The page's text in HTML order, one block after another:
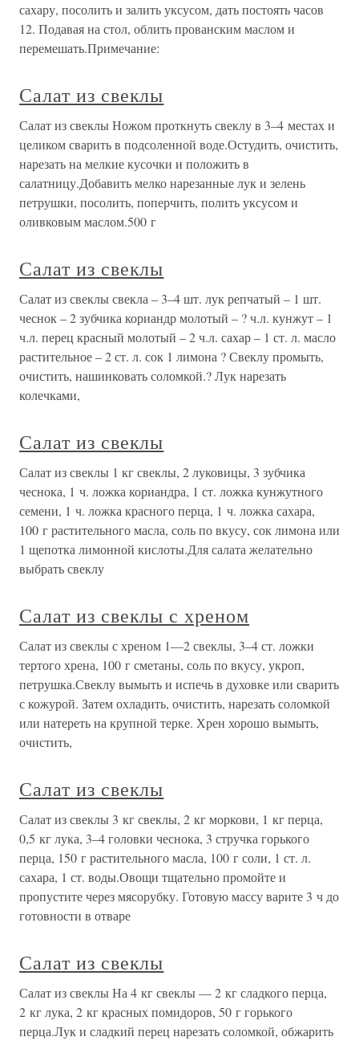
сахару, посолить и залить уксусом, дать постоять часов
12. Подавая на стол, облить прованским маслом и
перемешать.Примечание:
Салат из свеклы
Салат из свеклы Ножом проткнуть свеклу в 3–4 местах и
целиком сварить в подсоленной воде.Остудить, очистить,
нарезать на мелкие кусочки и положить в
салатницу.Добавить мелко нарезанные лук и зелень
петрушки, посолить, поперчить, полить уксусом и
оливковым маслом.500 г
Салат из свеклы
Салат из свеклы свекла – 3–4 шт. лук репчатый – 1 шт.
чеснок – 2 зубчика кориандр молотый – ? ч.л. кунжут – 1
ч.л. перец красный молотый – 2 ч.л. сахар – 1 ст. л. масло
растительное – 2 ст. л. сок 1 лимона ? Свеклу промыть,
очистить, нашинковать соломкой.? Лук нарезать
колечками,
Салат из свеклы
Салат из свеклы 1 кг свеклы, 2 луковицы, 3 зубчика
чеснока, 1 ч. ложка кориандра, 1 ст. ложка кунжутного
семени, 1 ч. ложка красного перца, 1 ч. ложка сахара,
100 г растительного масла, соль по вкусу, сок лимона или
1 щепотка лимонной кислоты.Для салата желательно
выбрать свеклу
Салат из свеклы с хреном
Салат из свеклы с хреном 1—2 свеклы, 3–4 ст. ложки
тертого хрена, 100 г сметаны, соль по вкусу, укроп,
петрушка.Свеклу вымыть и испечь в духовке или сварить
с кожурой. Затем охладить, очистить, нарезать соломкой
или натереть на крупной терке. Хрен хорошо вымыть,
очистить,
Салат из свеклы
Салат из свеклы 3 кг свеклы, 2 кг моркови, 1 кг перца,
0,5 кг лука, 3–4 головки чеснока, 3 стручка горького
перца, 150 г растительного масла, 100 г соли, 1 ст. л.
сахара, 1 ст. воды.Овощи тщательно промойте и
пропустите через мясорубку. Готовую массу варите 3 ч до
готовности в отваре
Салат из свеклы
Салат из свеклы На 4 кг свеклы — 2 кг сладкого перца,
2 кг лука, 2 кг красных помидоров, 50 г горького
перца.Лук и сладкий перец нарезать соломкой, обжарить